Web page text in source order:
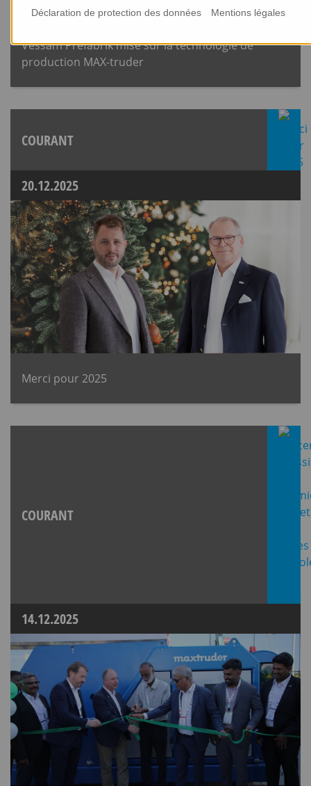
Vessam Prefabrik mise sur la technologie de
production MAX-truder
COURANT
20.12.2025
Merci pour 2025
COURANT
14.12.2025
Déclaration de protection des données Mentions légales